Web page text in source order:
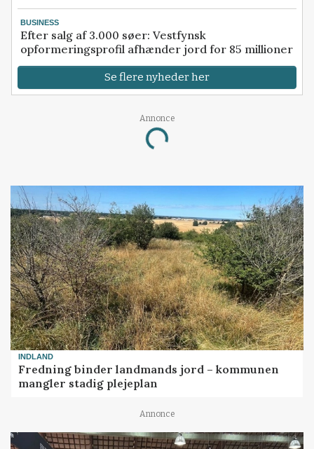
BUSINESS
Efter salg af 3.000 søer: Vestfynsk
opformeringsprofil afhænder jord for 85 millioner
Se flere nyheder her
Annonce
Loading...
INDLAND
Fredning binder landmands jord – kommunen
mangler stadig plejeplan
Annonce